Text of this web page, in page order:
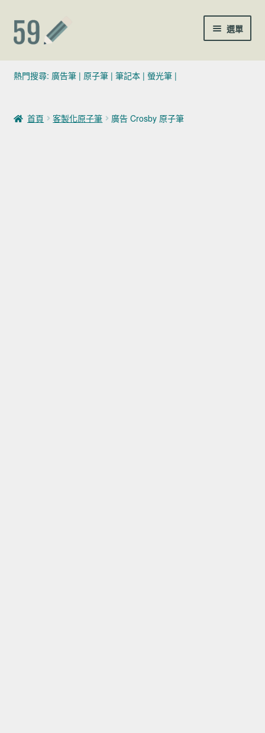
跳至導覽列
跳至主要內容 選單
(02)7729-4140
聯絡我們
熱門搜尋: 廣告筆| 原子筆| 筆記本| 螢光筆|
首頁 客製化原子筆 廣告 Crosby 原子筆